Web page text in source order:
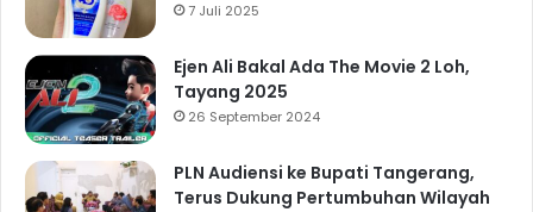
7 Juli 2025
Ejen Ali Bakal Ada The Movie 2 Loh,
Tayang 2025
26 September 2024
PLN Audiensi ke Bupati Tangerang,
Terus Dukung Pertumbuhan Wilayah